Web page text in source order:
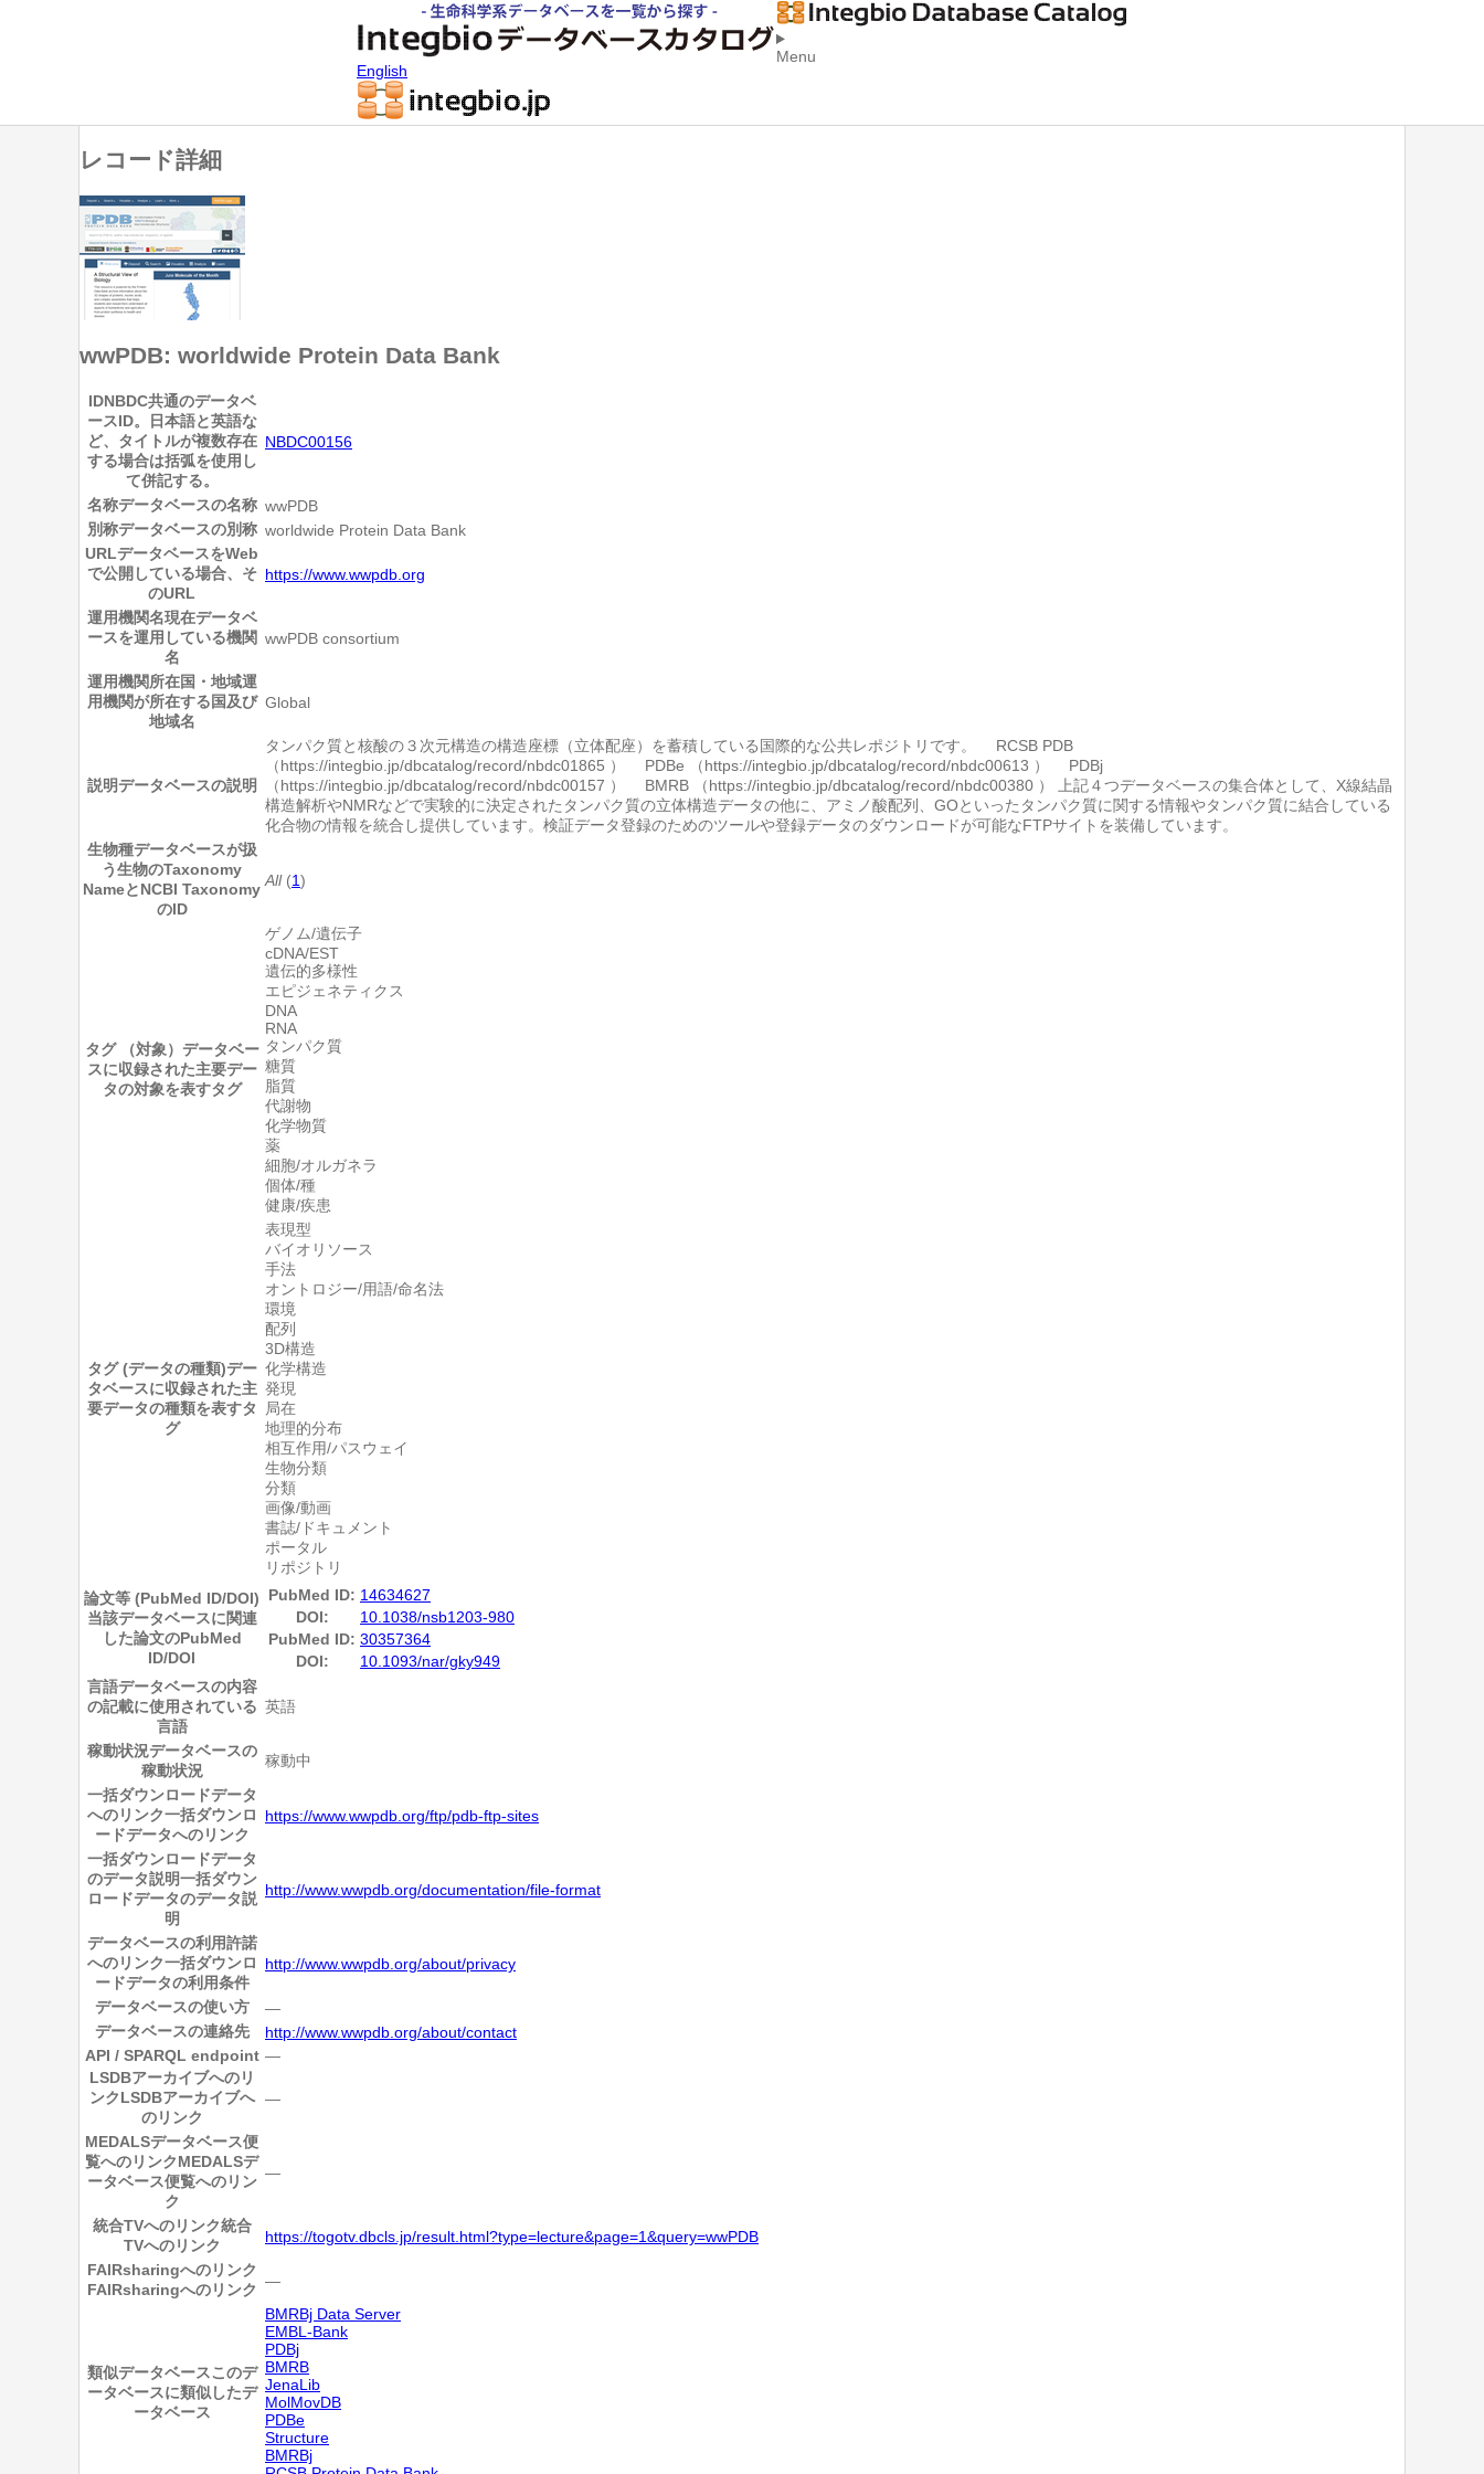
English
Menu
レコード詳細
wwPDB: worldwide Protein Data Bank
IDNBDC共通のデータベ
ースID。日本語と英語な
ど、タイトルが複数存在
する場合は括弧を使用し
て併記する。
NBDC00156
名称データベースの名称 wwPDB
別称データベースの別称 worldwide Protein Data Bank
URLデータベースをWeb
で公開している場合、そ
のURL
https://www.wwpdb.org
運用機関名現在データベ
ースを運用している機関
名
wwPDB consortium
運用機関所在国・地域運
用機関が所在する国及び
地域名
Global
説明データベースの説明
タンパク質と核酸の３次元構造の構造座標（立体配座）を蓄積している国際的な公共レポジトリです。 RCSB PDB
（https://integbio.jp/dbcatalog/record/nbdc01865 ） PDBe （https://integbio.jp/dbcatalog/record/nbdc00613 ） PDBj
（https://integbio.jp/dbcatalog/record/nbdc00157 ） BMRB （https://integbio.jp/dbcatalog/record/nbdc00380 ） 上記４つデータベースの集合体として、X線結晶
構造解析やNMRなどで実験的に決定されたタンパク質の立体構造データの他に、アミノ酸配列、GOといったタンパク質に関する情報やタンパク質に結合している
化合物の情報を統合し提供しています。検証データ登録のためのツールや登録データのダウンロードが可能なFTPサイトを装備しています。
生物種データベースが扱
う生物のTaxonomy
NameとNCBI Taxonomy
のID
All(1)
タグ （対象） データベー
スに収録された主要デー
タの対象を表すタグ
ゲノム/遺伝子
cDNA/EST
遺伝的多様性
エピジェネティクス
DNA
RNA
タンパク質
糖質
脂質
代謝物
化学物質
薬
細胞/オルガネラ
個体/種
健康/疾患
タグ (データの種類)デー
タベースに収録された主
要データの種類を表すタ
グ
表現型
バイオリソース
手法
オントロジー/用語/命名法
環境
配列
3D構造
化学構造
発現
局在
地理的分布
相互作用/パスウェイ
生物分類
分類
画像/動画
書誌/ドキュメント
ポータル
リポジトリ
論文等 (PubMed ID/DOI)
当該データベースに関連
した論文のPubMed
ID/DOI
PubMed ID: 14634627
DOI:
10.1038/nsb1203-980
PubMed ID: 30357364
DOI:
10.1093/nar/gky949
言語データベースの内容
の記載に使用されている
言語
英語
稼動状況データベースの
稼動状況
稼動中
一括ダウンロードデータ
へのリンク一括ダウンロ
ードデータへのリンク
https://www.wwpdb.org/ftp/pdb-ftp-sites
一括ダウンロードデータ
のデータ説明一括ダウン
ロードデータのデータ説
明
http://www.wwpdb.org/documentation/file-format
データベースの利用許諾
へのリンク一括ダウンロ
ードデータの利用条件
http://www.wwpdb.org/about/privacy
データベースの使い方
―
データベースの連絡先
http://www.wwpdb.org/about/contact
API / SPARQL endpoint ―
LSDBアーカイブへのリ
ンクLSDBアーカイブへ
のリンク
―
MEDALSデータベース便
覧へのリンクMEDALSデ
ータベース便覧へのリン
ク
―
統合TVへのリンク統合
TVへのリンク
https://togotv.dbcls.jp/result.html?type=lecture&page=1&query=wwPDB
FAIRsharingへのリンク
FAIRsharingへのリンク ―
類似データベースこのデ
ータベースに類似したデ
ータベース
BMRBj Data Server
EMBL-Bank
PDBj
BMRB
JenaLib
MolMovDB
PDBe
Structure
BMRBj